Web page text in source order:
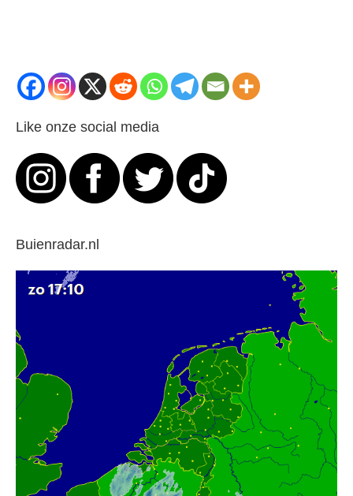
Like onze social media
Buienradar.nl